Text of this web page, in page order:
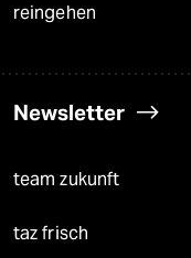
reingehen
Newsletter
team zukunft
taz frisch